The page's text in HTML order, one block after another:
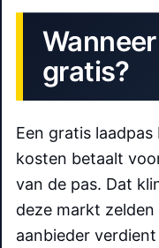
gratis?
Een gratis
kosten betaalt
van de pas. Dat
deze markt
aanbieder